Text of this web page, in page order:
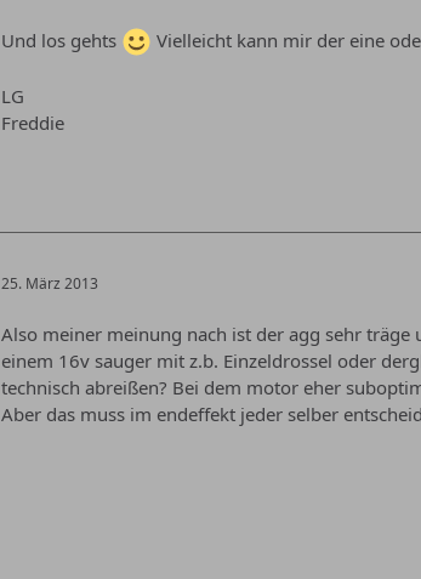
Und los gehts Vielleicht kann mir der eine
LG
Freddie
25. März 2013
Also meiner meinung nach ist der agg sehr
einem 16v sauger mit z.b. Einzeldrossel oder
technisch abreißen? Bei dem motor eher
Aber das muss im endeffekt jeder selber